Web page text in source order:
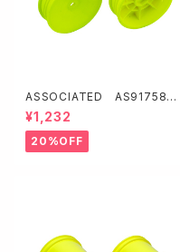
ASSOCIATED AS91758 2
WDバギー用スリムフロントホイ
ール2.2"【イエロー/12mmHE
X】
¥1,232
20%OFF